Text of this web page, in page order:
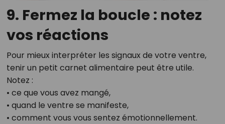
9. Fermez la boucle : notez
vos réactions
Pour mieux interpréter les signaux de votre ventre,
tenir un petit carnet alimentaire peut être utile.
Notez :
• ce que vous avez mangé,
• quand le ventre se manifeste,
• comment vous vous sentez émotionnellement.